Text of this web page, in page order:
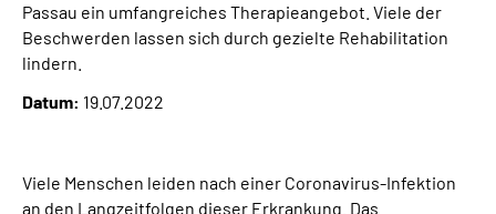
Inhalte in Gebärdensprache (DGS)
Leichte Sprache
Passau ein umfangreiches Therapieangebot. Viele der
Beschwerden lassen sich durch gezielte Rehabilitation
lindern.
Datum: 19.07.2022
Viele Menschen leiden nach einer Coronavirus-Infektion
an den Langzeitfolgen dieser Erkrankung. Das